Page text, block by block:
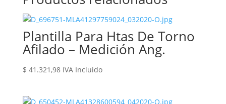
Plantilla Para Htas De Torno
Afilado – Medición Ang.
$ 41.321,98 IVA Incluido